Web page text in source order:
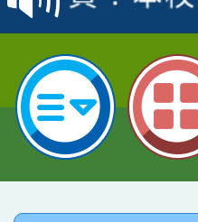
名
倩參加
名 指導
賀！本
園市英
指導老
賀！本
賽 劉文
臺灣台
賀！本
市賽榮
賀！本